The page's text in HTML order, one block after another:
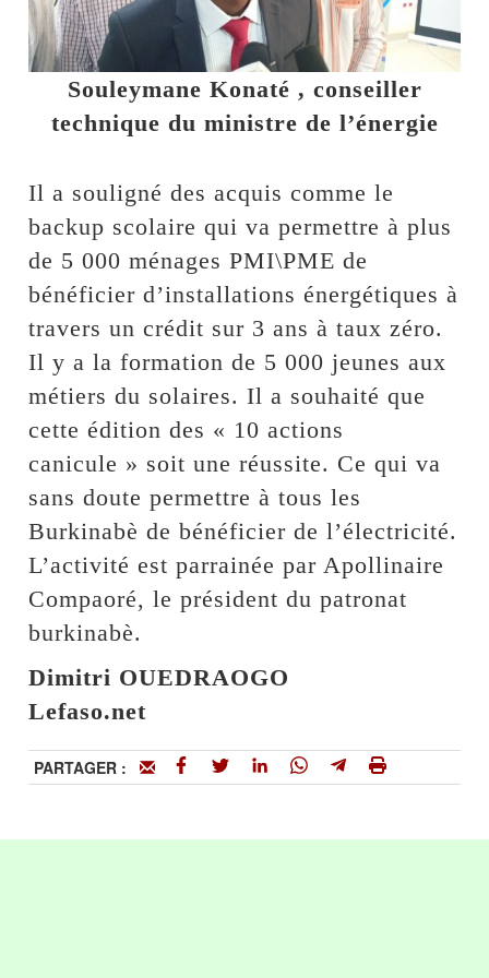
Souleymane Konaté , conseiller
technique du ministre de l’énergie
Il a souligné des acquis comme le
backup scolaire qui va permettre à plus
de 5 000 ménages PMI\PME de
bénéficier d’installations énergétiques à
travers un crédit sur 3 ans à taux zéro.
Il y a la formation de 5 000 jeunes aux
métiers du solaires. Il a souhaité que
cette édition des « 10 actions
canicule » soit une réussite. Ce qui va
sans doute permettre à tous les
Burkinabè de bénéficier de l’électricité.
L’activité est parrainée par Apollinaire
Compaoré, le président du patronat
burkinabè.
Dimitri OUEDRAOGO
Lefaso.net
PARTAGER :